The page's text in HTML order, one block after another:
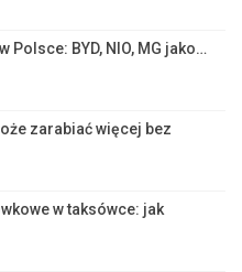
Polsce: BYD, NIO, MG jako…
zarabiać więcej bez
w taksówce: jak